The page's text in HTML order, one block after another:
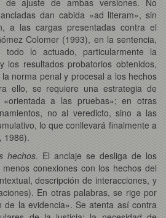
dan cabida «ad literam», sin
a las cargas presentadas contra el
Colomer (1993), en la sentencia,
lo actuado, particularmente la
los resultados probatorios obtenidos,
norma penal y procesal a los hechos
ello, se requiere una estrategia de
a las pruebas»; en otras
no al veredicto, sino a las
lo que conllevará finalmente a
1986).
hechos. El anclaje se desliga de los
conexiones con los hechos del
descripción de interacciones, y
En otras palabras, se rige por
de la evidencia». Se atenta así contra